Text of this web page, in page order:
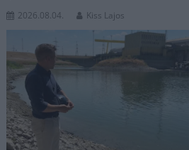
2026.08.04. Kiss Lajos